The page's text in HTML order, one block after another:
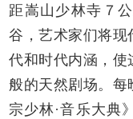
距嵩山少林寺７
谷，艺术家们将现
代和时代内涵，使
般的天然剧场。每
宗少林·音乐大典